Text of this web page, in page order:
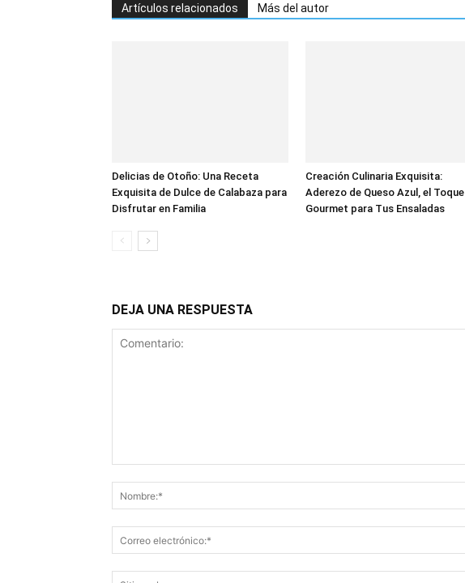
Artículos relacionados Más del autor
Delicias de Otoño: Una Receta
Exquisita de Dulce de Calabaza para
Disfrutar en Familia
Creación Culinaria Exquisita:
Aderezo de Queso Azul, el Toque
Gourmet para Tus Ensaladas
DEJA UNA RESPUESTA